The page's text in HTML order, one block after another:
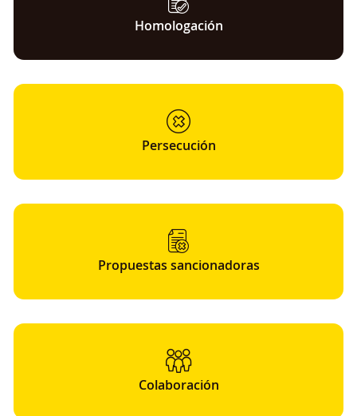
Homologación
Persecución
Propuestas sancionadoras
Colaboración